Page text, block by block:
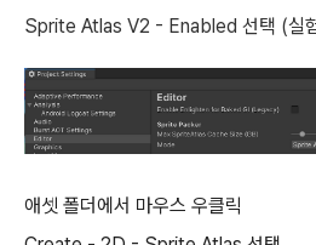
Sprite Atlas V2 - Enabled 선택 (실
애셋 폴더에서 마우스 우클릭